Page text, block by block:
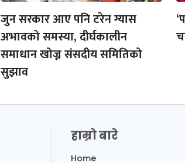
जुन सरकार आए पनि टरेन ग्यास
अभावको समस्या, दीर्घकालीन
समाधान खोज्न संसदीय समितिको
सुझाव
हाम्रो बारे
Home